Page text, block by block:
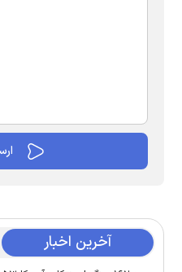
آخرین اخبار